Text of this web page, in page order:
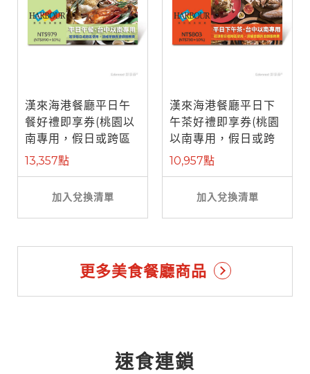
漢來海港餐廳平日午
餐好禮即享券(桃園以
南專用，假日或跨區
使用補需差 ...
13,357點
加入兌換清單
漢來海港餐廳平日下
午茶好禮即享券(桃園
以南專用，假日或跨
區使用補需 ...
10,957點
加入兌換清單
更多美食餐廳商品
速食連鎖